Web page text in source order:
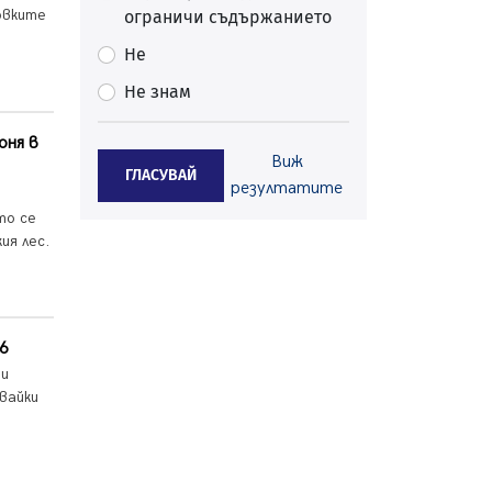
в
се
лес.
Перник
Вече няма чакащи с години за
присъединяване към мрежата на
05.08.2026, 11:22
След сигнали: Санкции за шумни
младежи и предупреждения
ограничи съдържанието
Не
Не знам
ГЛАСУВАЙ
Виж
резултатите